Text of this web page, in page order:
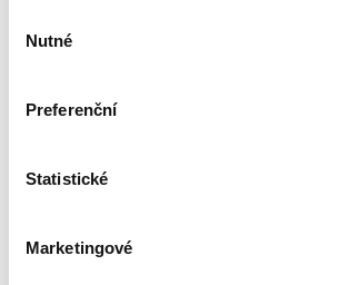
souhlasu
Nutné
Preferenční
Statistické
Marketingové